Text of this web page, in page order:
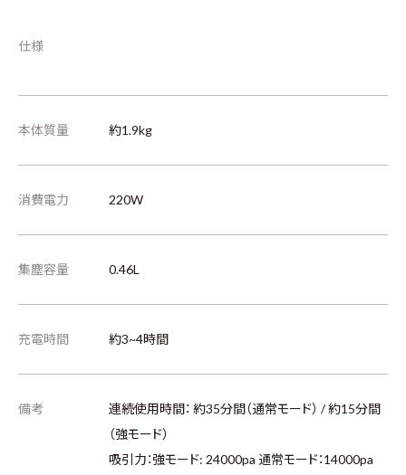
仕様
本体質量 約1.9kg
消費電力 220W
集塵容量 0.46L
充電時間 約3~4時間
備考
連続使用時間： 約35分間（通常モード） / 約15分間
（強モード）
吸引力：強モード: 24000pa 通常モード：14000pa